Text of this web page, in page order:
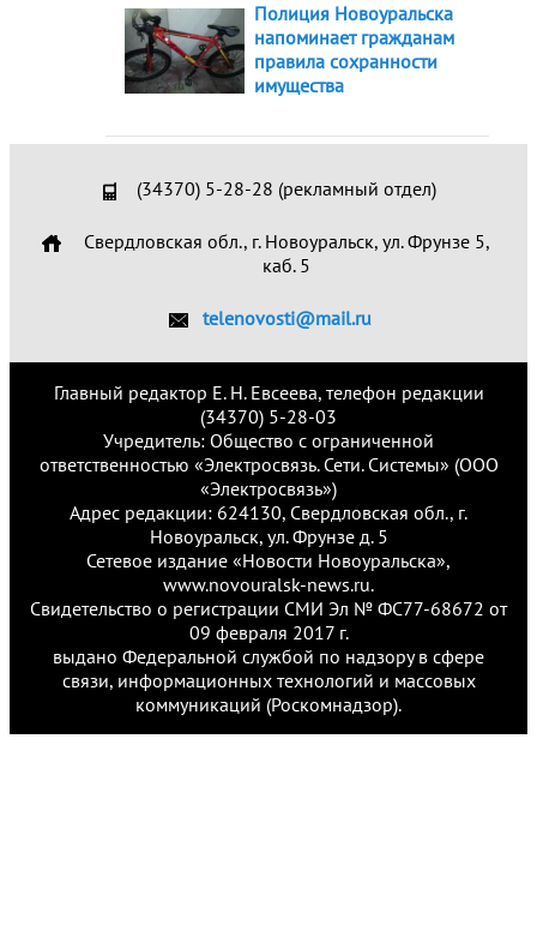
Полиция Новоуральска
напоминает гражданам
правила сохранности
имущества
(34370) 5-28-28 (рекламный отдел)
Свердловская обл., г. Новоуральск, ул. Фрунзе 5,
каб. 5
telenovosti@mail.ru
Главный редактор Е. Н. Евсеева, телефон редакции
(34370) 5-28-03
Учредитель: Общество с ограниченной
ответственностью «Электросвязь. Сети. Системы» (ООО
«Электросвязь»)
Адрес редакции: 624130, Свердловская обл., г.
Новоуральск, ул. Фрунзе д. 5
Сетевое издание «Новости Новоуральска»,
www.novouralsk-news.ru.
Свидетельство о регистрации СМИ Эл № ФС77-68672 от
09 февраля 2017 г.
выдано Федеральной службой по надзору в сфере
связи, информационных технологий и массовых
коммуникаций (Роскомнадзор).